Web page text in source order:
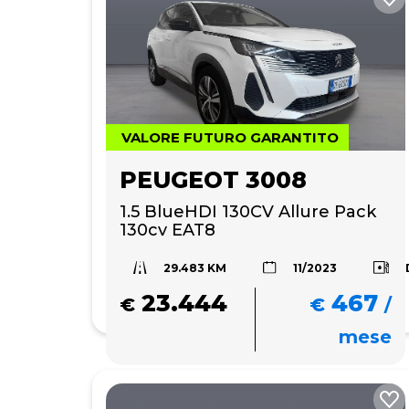
VALORE FUTURO GARANTITO
PEUGEOT 3008
1.5 BlueHDI 130CV Allure Pack
130cv EAT8
29.483 KM 11/2023
€ 23.444 € 467 /
mese